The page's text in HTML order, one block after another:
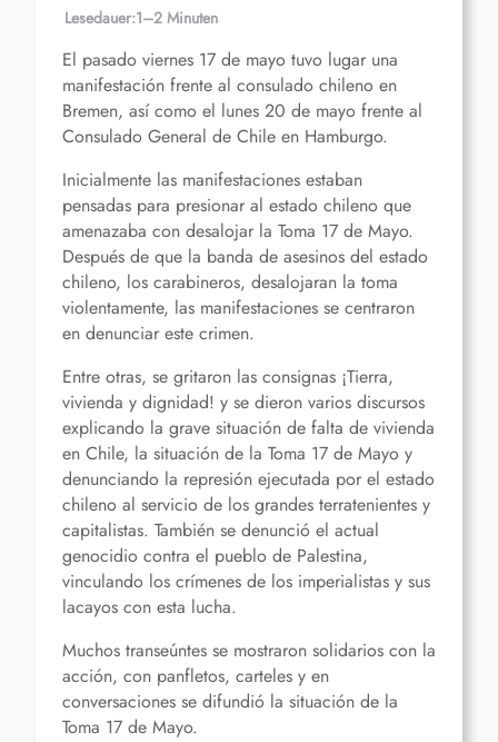
Lesedauer:1–2 Minuten
El pasado viernes 17 de mayo tuvo lugar una
manifestación frente al consulado chileno en
Bremen, así como el lunes 20 de mayo frente al
Consulado General de Chile en Hamburgo.
Inicialmente las manifestaciones estaban
pensadas para presionar al estado chileno que
amenazaba con desalojar la Toma 17 de Mayo.
Después de que la banda de asesinos del estado
chileno, los carabineros, desalojaran la toma
violentamente, las manifestaciones se centraron
en denunciar este crimen.
Entre otras, se gritaron las consignas ¡Tierra,
vivienda y dignidad! y se dieron varios discursos
explicando la grave situación de falta de vivienda
en Chile, la situación de la Toma 17 de Mayo y
denunciando la represión ejecutada por el estado
chileno al servicio de los grandes terratenientes y
capitalistas. También se denunció el actual
genocidio contra el pueblo de Palestina,
vinculando los crímenes de los imperialistas y sus
lacayos con esta lucha.
Muchos transeúntes se mostraron solidarios con la
acción, con panfletos, carteles y en
conversaciones se difundió la situación de la
Toma 17 de Mayo.